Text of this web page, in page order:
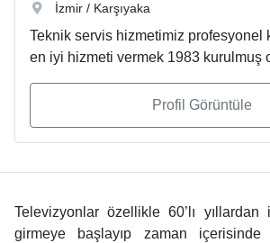
İzmir / Karşıyaka
Teknik servis hizmetimiz profesyonel
en iyi hizmeti vermek 1983 kurulmuş
Profil Görüntüle
Televizyonlar özellikle 60’lı yıllardan
girmeye başlayıp zaman